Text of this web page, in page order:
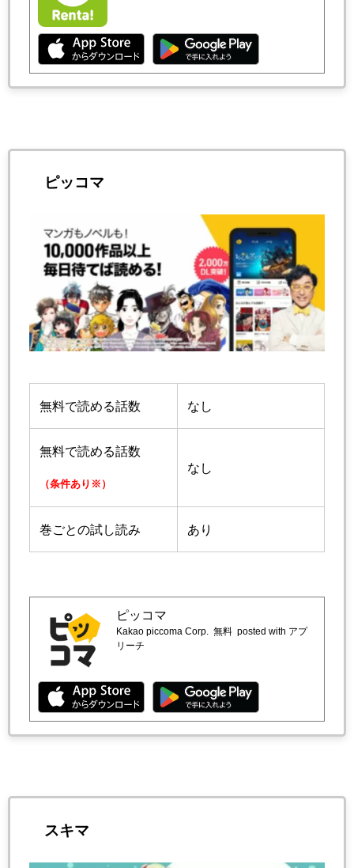
ピッコマ
無料で読める話数 なし
無料で読める話数
（条件あり※）
なし
巻ごとの試し読み あり
ピッコマ
Kakao piccoma Corp. 無料 posted with アプ
リーチ
スキマ